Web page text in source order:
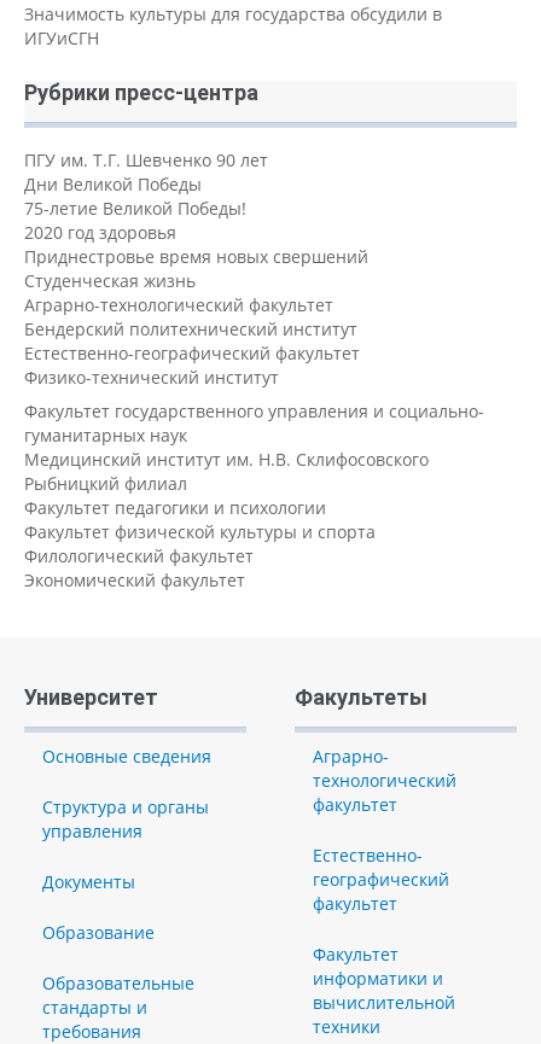
Значимость культуры для государства обсудили в
ИГУиСГН
Рубрики пресс-центра
ПГУ им. Т.Г. Шевченко 90 лет
Дни Великой Победы
75-летие Великой Победы!
2020 год здоровья
Приднестровье время новых свершений
Студенческая жизнь
Аграрно-технологический факультет
Бендерский политехнический институт
Естественно-географический факультет
Физико-технический институт
Факультет государственного управления и социально-
гуманитарных наук
Медицинский институт им. Н.В. Склифосовского
Рыбницкий филиал
Факультет педагогики и психологии
Факультет физической культуры и спорта
Филологический факультет
Экономический факультет
Университет
Основные сведения
Структура и органы
управления
Документы
Образование
Образовательные
стандарты и
требования
Факультеты
Аграрно-
технологический
факультет
Естественно-
географический
факультет
Факультет
информатики и
вычислительной
техники